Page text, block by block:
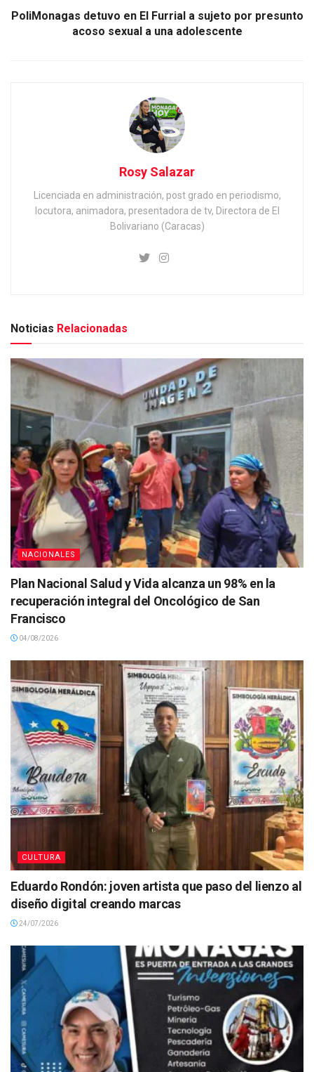
PoliMonagas detuvo en El Furrial a sujeto por presunto
acoso sexual a una adolescente
Rosy Salazar
Licenciada en administración, post grado en periodismo,
locutora, animadora, presentadora de tv, Directora de El
Bolivariano (Caracas)
Noticias Relacionadas
NACIONALES
Plan Nacional Salud y Vida alcanza un 98% en la
recuperación integral del Oncológico de San
Francisco
04/08/2026
CULTURA
Eduardo Rondón: joven artista que paso del lienzo al
diseño digital creando marcas
24/07/2026